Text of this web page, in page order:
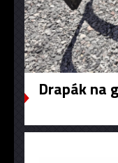
Drapák na